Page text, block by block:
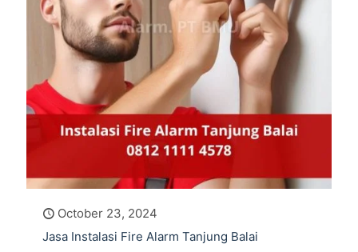
October 23, 2024
Jasa Instalasi Fire Alarm Tanjung Balai